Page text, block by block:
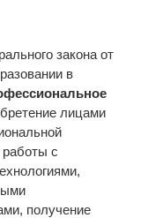
закона от
в
лицами
с
получение